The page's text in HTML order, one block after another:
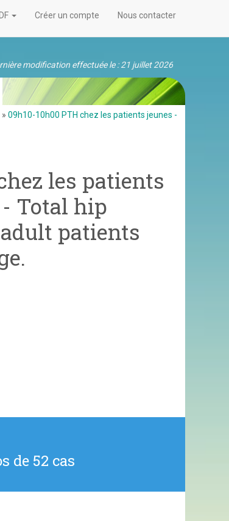
modification effectuée le : 21 juillet 2026
Créer un compte Nous contacter
» 09h10-10h00 PTH chez les patients jeunes -
les patients
Total hip
patients
de 52 cas